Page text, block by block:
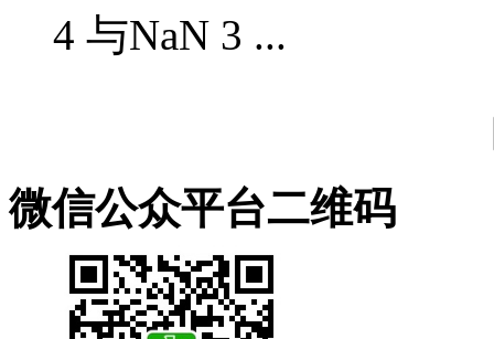
4 与NaN 3 ...
微信公众平台二维码